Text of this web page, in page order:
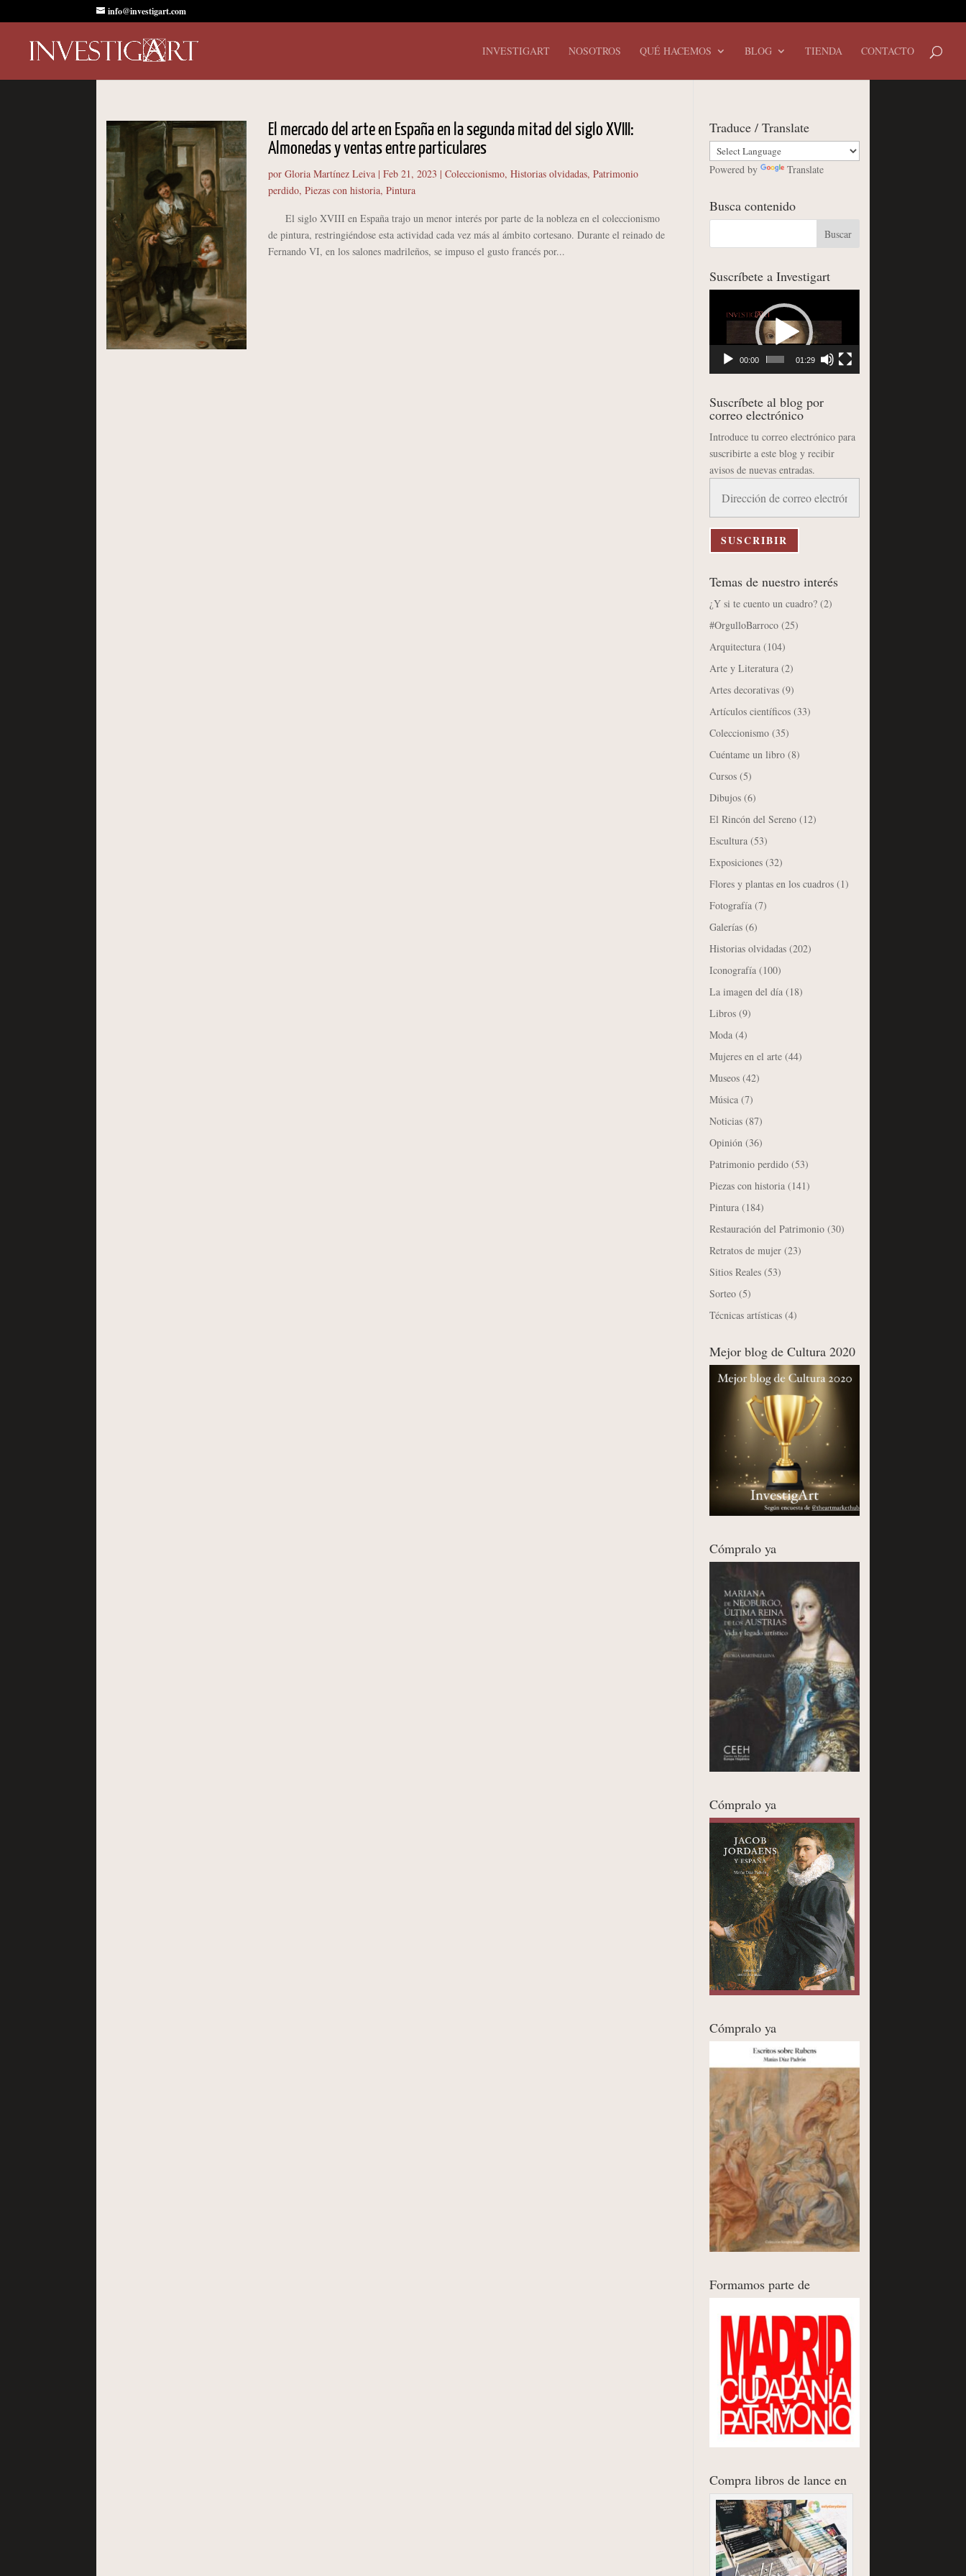
info@investigart.com
INVESTIGART NOSOTROS QUÉ HACEMOS BLOG TIENDA CONTACTO
El mercado del arte en España en la segunda mitad del siglo XVIII:
Almonedas y ventas entre particulares
por Gloria Martínez Leiva| Feb 21, 2023 | Coleccionismo, Historias olvidadas, Patrimonio
perdido, Piezas con historia, Pintura
El siglo XVIII en España trajo un menor interés por parte de la nobleza en el coleccionismo
de pintura, restringiéndose esta actividad cada vez más al ámbito cortesano. Durante el reinado de
Fernando VI, en los salones madrileños, se impuso el gusto francés por...
Traduce / Translate
Powered by Translate
Busca contenido
Suscríbete a Investigart
00:00 01:29
Suscríbete al blog por
correo electrónico
Introduce tu correo electrónico para
suscribirte a este blog y recibir
avisos de nuevas entradas.
correo
electrónico
SUSCRIBIR
Temas de nuestro interés
¿Y si te cuento un cuadro? (2)
#OrgulloBarroco (25)
Arquitectura (104)
Arte y Literatura (2)
Artes decorativas (9)
Artículos científicos (33)
Coleccionismo (35)
Cuéntame un libro (8)
Cursos (5)
Dibujos (6)
El Rincón del Sereno (12)
Escultura (53)
Exposiciones (32)
Flores y plantas en los cuadros (1)
Fotografía (7)
Galerías (6)
Historias olvidadas (202)
Iconografía (100)
La imagen del día (18)
Libros (9)
Moda (4)
Mujeres en el arte (44)
Museos (42)
Música (7)
Noticias (87)
Opinión (36)
Patrimonio perdido (53)
Piezas con historia (141)
Pintura (184)
Restauración del Patrimonio (30)
Retratos de mujer (23)
Sitios Reales (53)
Sorteo (5)
Técnicas artísticas (4)
Mejor blog de Cultura 2020
Cómpralo ya
Cómpralo ya
Cómpralo ya
Formamos parte de
Compra libros de lance en